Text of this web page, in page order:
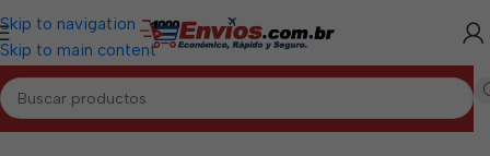
Skip to navigation
Skip to main content
Inicio/PINAR DEL RÍO/Electrodomésticos Pinar del Río